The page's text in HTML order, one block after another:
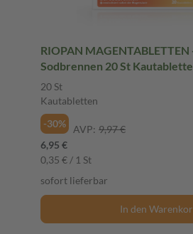
RIOPAN MAGENTABLETTEN
Sodbrennen 20 St
20 St
Kautabletten
-30%
AVP: 9,97 €
6,95 €
0,35 € / 1 St
sofort lieferbar
In den